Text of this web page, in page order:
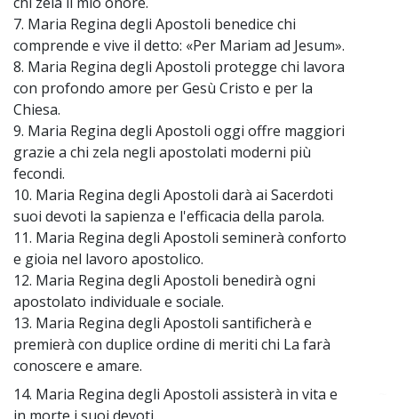
7. Maria Regina degli Apostoli benedice chi
comprende e vive il detto: «Per Mariam ad Jesum».
8. Maria Regina degli Apostoli protegge chi lavora
con profondo amore per Gesù Cristo e per la
Chiesa.
9. Maria Regina degli Apostoli oggi offre maggiori
grazie a chi zela negli apostolati moderni più
fecondi.
10. Maria Regina degli Apostoli darà ai Sacerdoti
suoi devoti la sapienza e l'efficacia della parola.
11. Maria Regina degli Apostoli seminerà conforto
e gioia nel lavoro apostolico.
12. Maria Regina degli Apostoli benedirà ogni
apostolato individuale e sociale.
13. Maria Regina degli Apostoli santificherà e
premierà con duplice ordine di meriti chi La farà
conoscere e amare.
14. Maria Regina degli Apostoli assisterà in vita e